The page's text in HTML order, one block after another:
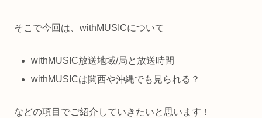
そこで今回は、withMUSICについて
withMUSIC放送地域/局と放送時間
withMUSICは関西や沖縄でも見られる？
などの項目でご紹介していきたいと思います！